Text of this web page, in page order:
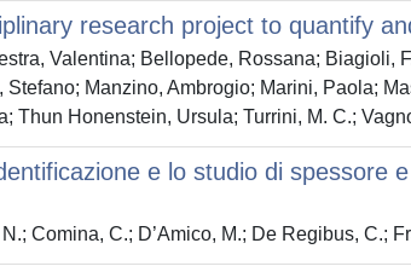
research project to quantify
Valentina; Bellopede, Rossana;
Stefano; Manzino, Ambrogio; Marini, Paola;
Thun Honenstein, Ursula; Turrini, M. C.;
e lo studio di
Comina, C.; D’Amico, M.; De Regibus, C.;